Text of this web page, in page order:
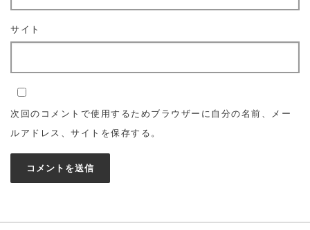
サイト
次回のコメントで使用するためブラウザーに自分の名前、メー
ルアドレス、サイトを保存する。